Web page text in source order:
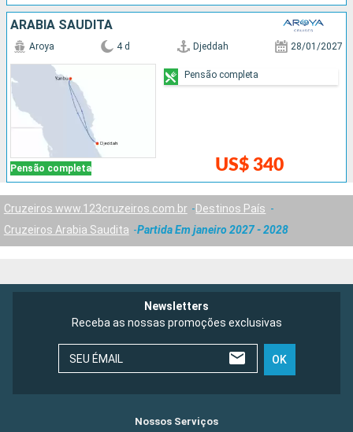
ARABIA SAUDITA
Pensão completa
Aroya 4 d Djeddah 28/01/2027
US$ 340
Pensão completa
Cruzeiros www.123cruzeiros.com.br
Destinos País
Cruzeiros Arabia Saudita
Partida Em janeiro 2027 - 2028
Newsletters
Receba as nossas promoções exclusivas
SEU ÉMAIL OK
Nossos Serviços